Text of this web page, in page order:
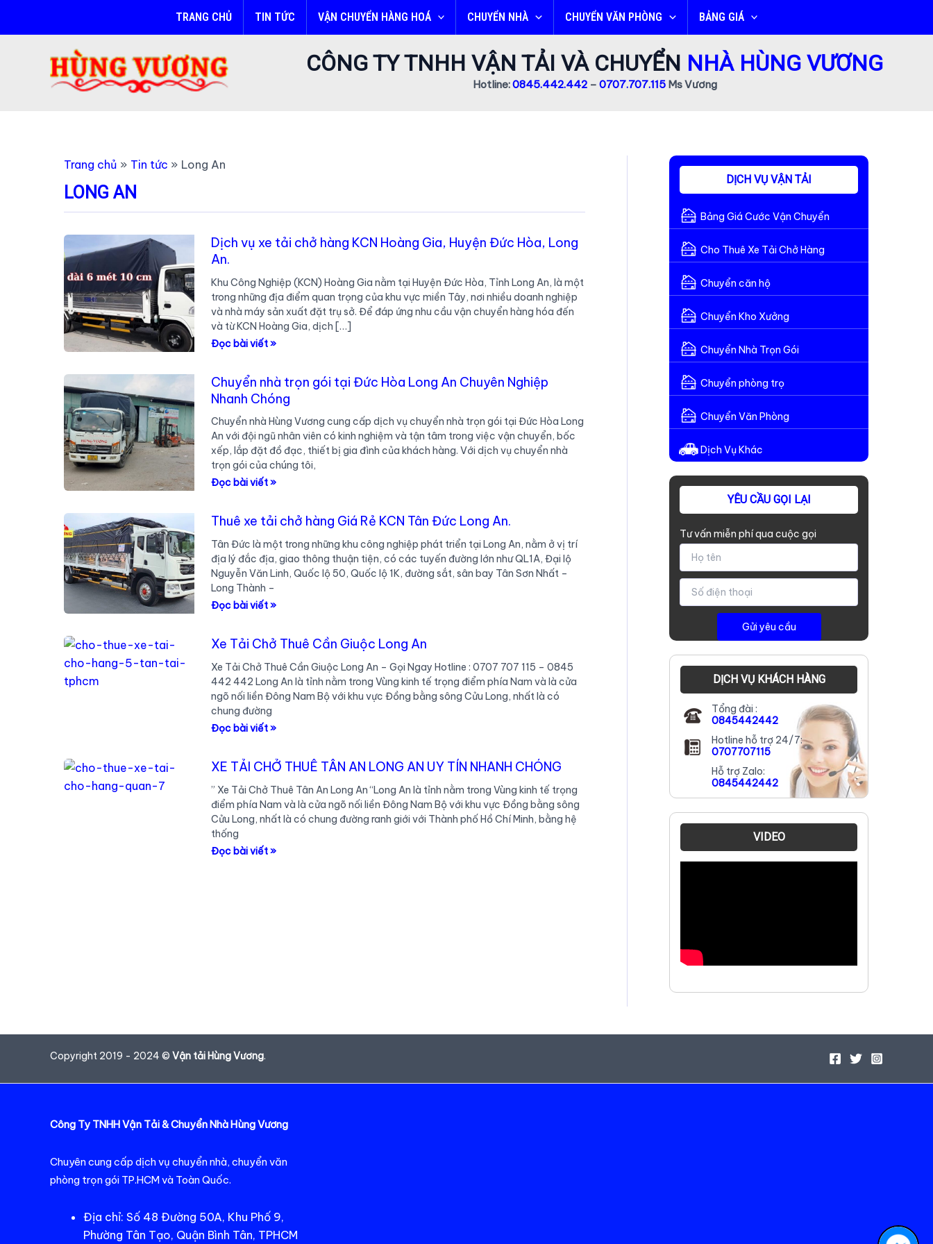
TRANG CHỦ TIN TỨC VẬN CHUYỂN HÀNG HOÁ CHUYỂN NHÀ CHUYỂN VĂN PHÒNG BẢNG GIÁ
CÔNG TY TNHH VẬN TẢI VÀ CHUYỂN NHÀ HÙNG VƯƠNG
Hotline:0845.442.442– 0707.707.115Ms Vương
Trang chủ Tin tức Long An
LONG AN
Dịch vụ xe tải chở hàng KCN Hoàng Gia, Huyện Đức Hòa, Long
An.
Khu Công Nghiệp (KCN) Hoàng Gia nằm tại Huyện Đức Hòa, Tỉnh Long An, là một
trong những địa điểm quan trọng của khu vực miền Tây, nơi nhiều doanh nghiệp
và nhà máy sản xuất đặt trụ sở. Để đáp ứng nhu cầu vận chuyển hàng hóa đến
và từ KCN Hoàng Gia, dịch […]
Dịch
xe
tải
chở
hàng
KCN
Hoàng
Gia,
Huyện
Hòa,
An.
Đọc bài viết »
Chuyển nhà trọn gói tại Đức Hòa Long An Chuyên Nghiệp
Nhanh Chóng
Chuyển nhà Hùng Vương cung cấp dịch vụ chuyển nhà trọn gói tại Đức Hòa Long
An với đội ngũ nhân viên có kinh nghiệm và tận tâm trong việc vận chuyển, bốc
xếp, lắp đặt đồ đạc, thiết bị gia đình của khách hàng. Với dịch vụ chuyển nhà
trọn gói của chúng tôi,
Chuyển
trọn
tại
Đức
Hòa
Long
An
Nghiệp
Chóng
Đọc bài viết »
Thuê xe tải chở hàng Giá Rẻ KCN Tân Đức Long An.
Tân Đức là một trong những khu công nghiệp phát triển tại Long An, nằm ở vị trí
địa lý đắc địa, giao thông thuận tiện, có các tuyến đường lớn như QL1A, Đại lộ
Nguyễn Văn Linh, Quốc lộ 50, Quốc lộ 1K, đường sắt, sân bay Tân Sơn Nhất –
Long Thành –
Thuê
tải
chở
hàng
Giá
Rẻ
KCN
Tân
Long
Đọc bài viết »
Xe Tải Chở Thuê Cần Giuộc Long An
Xe Tải Chở Thuê Cần Giuộc Long An – Gọi Ngay Hotline : 0707 707 115 – 0845
442 442 Long An là tỉnh nằm trong Vùng kinh tế trọng điểm phía Nam và là cửa
ngõ nối liền Đông Nam Bộ với khu vực Đồng bằng sông Cửu Long, nhất là có
chung đường
Xe
Chở
Thuê
Cần
Giuộc
Long
An
Đọc bài viết »
XE TẢI CHỞ THUÊ TÂN AN LONG AN UY TÍN NHANH CHÓNG
” Xe Tải Chở Thuê Tân An Long An “Long An là tỉnh nằm trong Vùng kinh tế trọng
điểm phía Nam và là cửa ngõ nối liền Đông Nam Bộ với khu vực Đồng bằng sông
Cửu Long, nhất là có chung đường ranh giới với Thành phố Hồ Chí Minh, bằng hệ
thống
XE
Đọc bài viết »
DỊCH VỤ VẬN TẢI
Bảng Giá Cước Vận Chuyển
Cho Thuê Xe Tải Chở Hàng
Chuyển căn hộ
Chuyển Kho Xưởng
Chuyển Nhà Trọn Gói
Chuyển phòng trọ
Chuyển Văn Phòng
Dịch Vụ Khác
YÊU CẦU GỌI LẠI
Tư vấn miễn phí qua cuộc gọi
DỊCH VỤ KHÁCH HÀNG
Tổng đài :
0845442442
Hotline hỗ trợ 24/7:
0707707115
Hỗ trợ Zalo:
0845442442
VIDEO
Copyright 2019 - 2024 © Vận tải Hùng Vương.
Công Ty TNHH Vận Tải & Chuyển Nhà Hùng Vương
Chuyên cung cấp dịch vụ chuyển nhà, chuyển văn
phòng trọn gói TP.HCM và Toàn Quốc.
Địa chỉ: Số 48 Đường 50A, Khu Phố 9,
Phường Tân Tạo, Quận Bình Tân, TPHCM